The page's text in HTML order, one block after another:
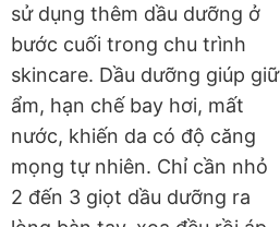
sử dụng thêm dầu dưỡng ở
bước cuối trong chu trình
skincare. Dầu dưỡng giúp giữ
ẩm, hạn chế bay hơi, mất
nước, khiến da có độ căng
mọng tự nhiên. Chỉ cần nhỏ
2 đến 3 giọt dầu dưỡng ra